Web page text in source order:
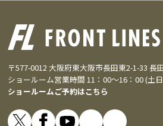
〒577-0012 大阪府東大阪市長田東2-1-33 長
ショールーム営業時間 11：00～16：00 (土
ショールームご予約はこちら